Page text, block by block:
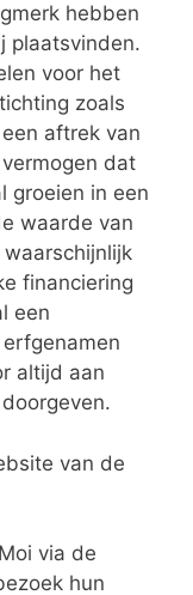
hebben
plaatsvinden.
voor het
zoals
aftrek van
dat
groeien in een
waarde van
financiering
een
altijd aan
van de
via de
hun